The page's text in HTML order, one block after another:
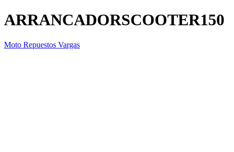
ARRANCADORSCOOTER150
Moto Repuestos Vargas